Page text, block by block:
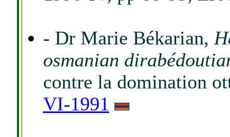
- Dr Marie Békarian,
osmanian
contre la domination
VI-1991